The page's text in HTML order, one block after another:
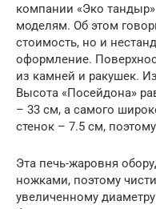
компании «Эко
моделям. Об этом
стоимость, но и
оформление.
из камней и ракушек.
Высота «Посейдона»
– 33 см, а самого
стенок – 7.5 см,
Эта печь-жаровня
ножками, поэтому
увеличенному